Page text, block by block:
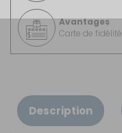
Avantages
Carte de fidélité
Description